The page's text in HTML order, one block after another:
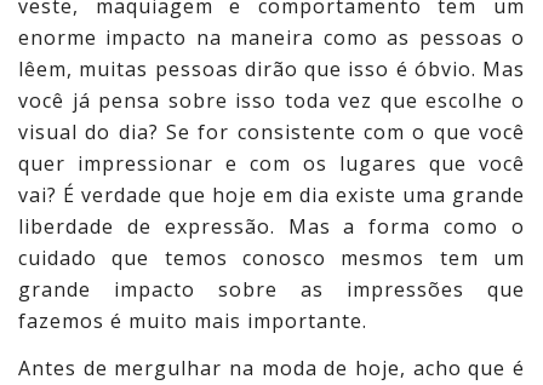
veste, maquiagem e comportamento tem um
enorme impacto na maneira como as pessoas o
lêem, muitas pessoas dirão que isso é óbvio. Mas
você já pensa sobre isso toda vez que escolhe o
visual do dia? Se for consistente com o que você
quer impressionar e com os lugares que você
vai? É verdade que hoje em dia existe uma grande
liberdade de expressão. Mas a forma como o
cuidado que temos conosco mesmos tem um
grande impacto sobre as impressões que
fazemos é muito mais importante.
Antes de mergulhar na moda de hoje, acho que é